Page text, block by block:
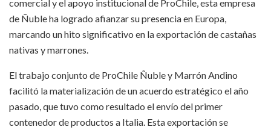
comercial y el apoyo institucional de ProChile, esta empresa
de Ñuble ha logrado afianzar su presencia en Europa,
marcando un hito significativo en la exportación de castañas
nativas y marrones.
El trabajo conjunto de ProChile Ñuble y Marrón Andino
facilitó la materialización de un acuerdo estratégico el año
pasado, que tuvo como resultado el envío del primer
contenedor de productos a Italia. Esta exportación se